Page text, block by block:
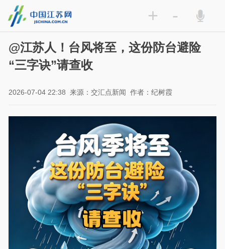
+ -
@江苏人！台风将至，这份防台避险
“三字诀”请查收
2026-07-04 22:38 来源：交汇点新闻 作者：纪树霞